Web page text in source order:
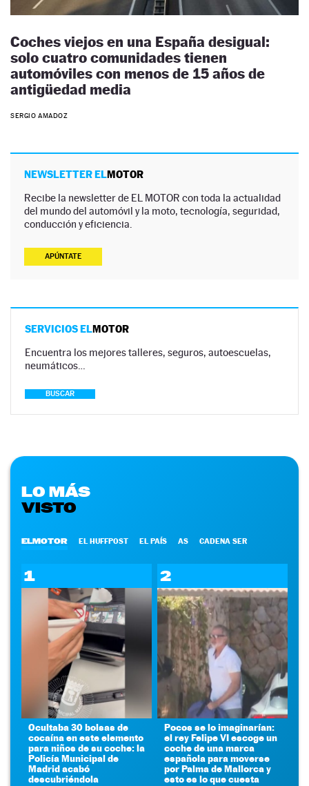
Coches viejos en una España desigual:
solo cuatro comunidades tienen
automóviles con menos de 15 años de
antigüedad media
SERGIO AMADOZ
NEWSLETTER ELMOTOR
Recibe la newsletter de EL MOTOR con toda la actualidad
del mundo del automóvil y la moto, tecnología, seguridad,
conducción y eficiencia.
APÚNTATE
SERVICIOS ELMOTOR
Encuentra los mejores talleres, seguros, autoescuelas,
neumáticos…
BUSCAR
LO MÁS
VISTO
ELMOTOR EL HUFFPOST EL PAÍS AS CADENA SER
1
Ocultaba 30 bolsas de
cocaína en este elemento
para niños de su coche: la
Policía Municipal de
Madrid acabó
descubriéndola
2
Pocos se lo imaginarían:
el rey Felipe VI escoge un
coche de una marca
española para moverse
por Palma de Mallorca y
esto es lo que cuesta